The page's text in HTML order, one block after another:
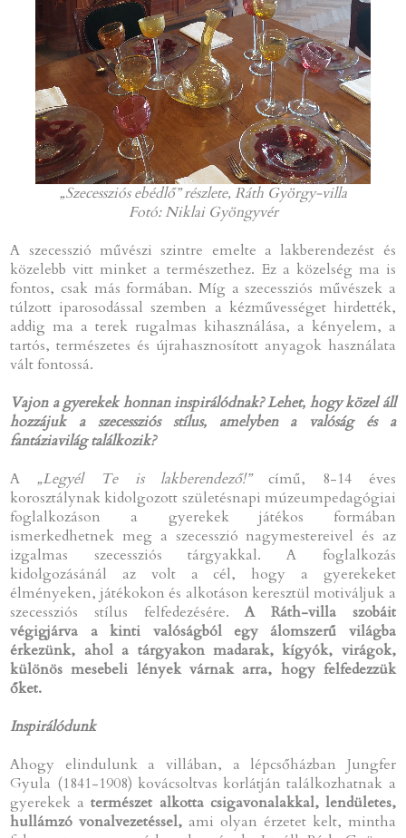
„Szecessziós ebédlő” részlete, Ráth György-villa
Fotó: Niklai Gyöngyvér
A szecesszió művészi szintre emelte a lakberendezést és
közelebb vitt minket a természethez. Ez a közelség ma is
fontos, csak más formában. Míg a szecessziós művészek a
túlzott iparosodással szemben a kézművességet hirdették,
addig ma a terek rugalmas kihasználása, a kényelem, a
tartós, természetes és újrahasznosított anyagok használata
vált fontossá.
Vajon a gyerekek honnan inspirálódnak? Lehet, hogy közel áll
hozzájuk a szecessziós stílus, amelyben a valóság és a
fantáziavilág találkozik?
A„Legyél Te is lakberendező!”című, 8-14 éves
korosztálynak kidolgozott születésnapi múzeumpedagógiai
foglalkozáson a gyerekek játékos formában
ismerkedhetnek meg a szecesszió nagymestereivel és az
izgalmas szecessziós tárgyakkal. A foglalkozás
kidolgozásánál az volt a cél, hogy a gyerekeket
élményeken, játékokon és alkotáson keresztül motiváljuk a
szecessziós stílus felfedezésére.A Ráth-villa szobáit
végigjárva a kinti valóságból egy álomszerű világba
érkezünk, ahol a tárgyakon madarak, kígyók, virágok,
különös mesebeli lények várnak arra, hogy felfedezzük
őket.
Inspirálódunk
Ahogy elindulunk a villában, a lépcsőházban Jungfer
Gyula (1841-1908) kovácsoltvas korlátján találkozhatnak a
gyerekek atermészet alkotta csigavonalakkal, lendületes,
hullámzó vonalvezetéssel,ami olyan érzetet kelt, mintha